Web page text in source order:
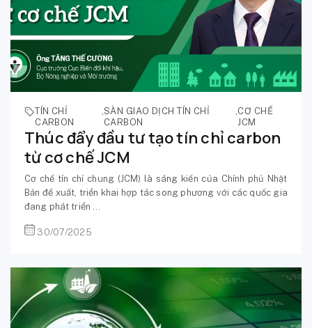
TÍN CHỈ
CARBON
,SÀN GIAO DỊCH TÍN CHỈ
CARBON
,CƠ CHẾ
JCM
Thúc đẩy đầu tư tạo tín chỉ carbon
từ cơ chế JCM
Cơ chế tín chỉ chung (JCM) là sáng kiến của Chính phủ Nhật
Bản đề xuất, triển khai hợp tác song phương với các quốc gia
đang phát triển ...
30/07/2025